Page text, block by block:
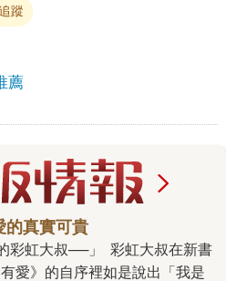
蹤
薦
的真實可貴
愛》的自序裡如是說出「我是